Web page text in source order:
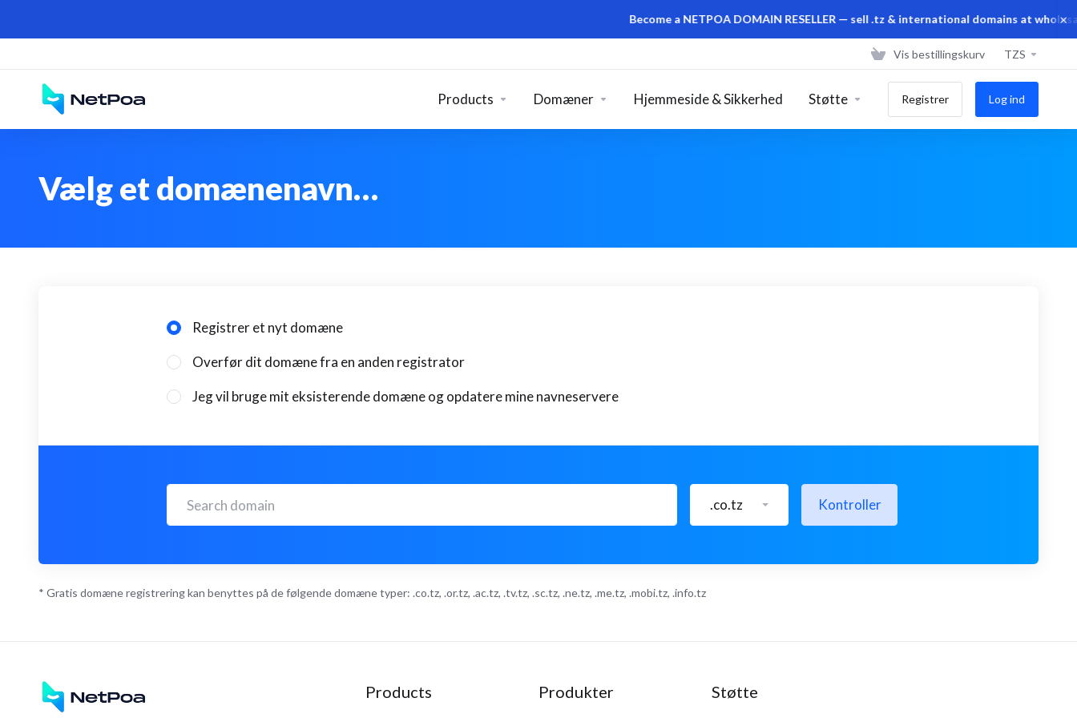
Become a NETPOA DOMAIN RESELLER — sell .tz & international domains at wholesale
×
Vis bestillingskurv TZS
Products Domæner Hjemmeside & Sikkerhed Støtte Registrer Log ind
Vælg et domænenavn…
Registrer et nyt domæne
Overfør dit domæne fra en anden registrator
Jeg vil bruge mit eksisterende domæne og opdatere mine navneservere
.co.tz Kontroller
* Gratis domæne registrering kan benyttes på de følgende domæne typer: .co.tz, .or.tz, .ac.tz, .tv.tz, .sc.tz, .ne.tz, .me.tz, .mobi.tz, .info.tz
Products Produkter Støtte